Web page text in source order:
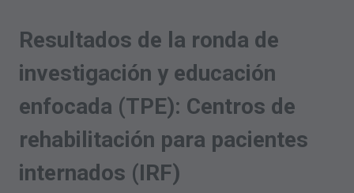
Resultados de la ronda de
investigación y educación
enfocada (TPE): Centros de
rehabilitación para pacientes
internados (IRF)